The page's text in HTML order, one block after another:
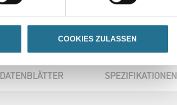
COOKIES ZULASSEN
DATENBLÄTTER SPEZIFIKATIONEN